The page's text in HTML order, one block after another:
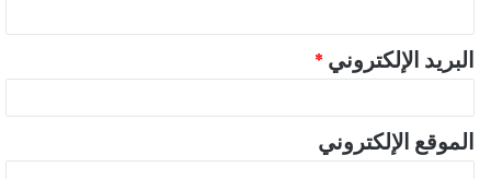
البريد الإلكتروني *
الموقع الإلكتروني